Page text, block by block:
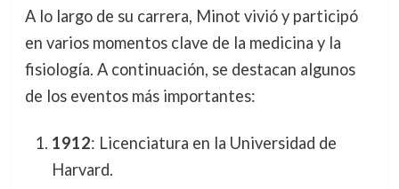
A lo largo de su carrera, Minot vivió y participó
en varios momentos clave de la medicina y la
fisiología. A continuación, se destacan algunos
de los eventos más importantes:
1912: Licenciatura en la Universidad de
Harvard.